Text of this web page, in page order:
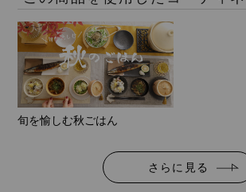
旬を愉しむ秋ごはん
さらに見る